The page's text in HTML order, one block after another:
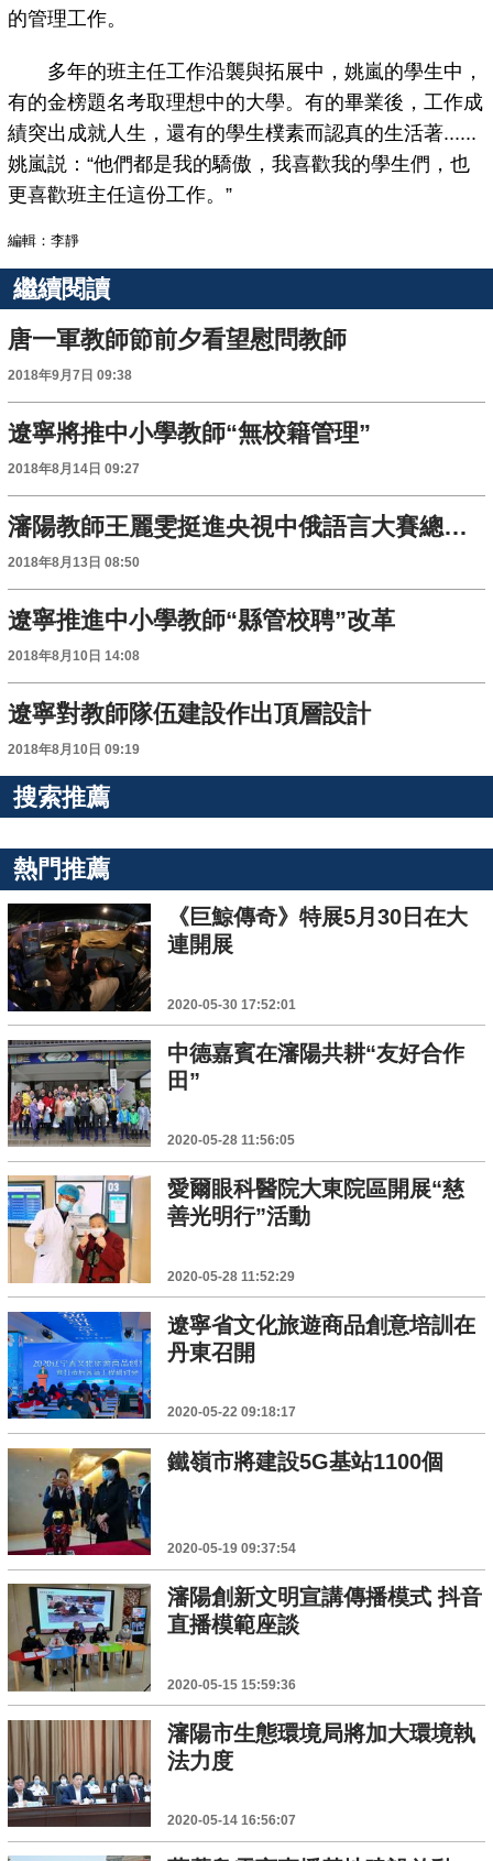
的管理工作。
多年的班主任工作沿襲與拓展中，姚嵐的學生中，
有的金榜題名考取理想中的大學。有的畢業後，工作成
績突出成就人生，還有的學生樸素而認真的生活著......
姚嵐説：“他們都是我的驕傲，我喜歡我的學生們，也
更喜歡班主任這份工作。”
編輯：李靜
繼續閱讀
唐一軍教師節前夕看望慰問教師
2018年9月7日 09:38
遼寧將推中小學教師“無校籍管理”
2018年8月14日 09:27
瀋陽教師王麗雯挺進央視中俄語言大賽總決賽
2018年8月13日 08:50
遼寧推進中小學教師“縣管校聘”改革
2018年8月10日 14:08
遼寧對教師隊伍建設作出頂層設計
2018年8月10日 09:19
搜索推薦
熱門推薦
《巨鯨傳奇》特展5月30日在大
連開展
2020-05-30 17:52:01
中德嘉賓在瀋陽共耕“友好合作
田”
2020-05-28 11:56:05
愛爾眼科醫院大東院區開展“慈
善光明行”活動
2020-05-28 11:52:29
遼寧省文化旅遊商品創意培訓在
丹東召開
2020-05-22 09:18:17
鐵嶺市將建設5G基站1100個
2020-05-19 09:37:54
瀋陽創新文明宣講傳播模式 抖音
直播模範座談
2020-05-15 15:59:36
瀋陽市生態環境局將加大環境執
法力度
2020-05-14 16:56:07